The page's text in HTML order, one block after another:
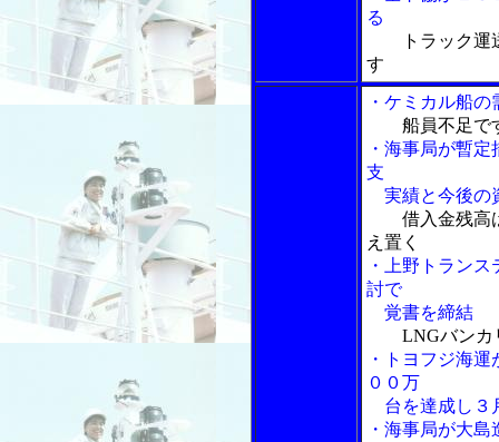
る
トラック
す
・ケミカル船
船員不足で
・海事局が暫
支
実績と今後の
借入金残高
え置く
・上野トラン
討で
覚書を締結
LNGバンカ
・トヨフジ海
００万
台を達成し３
・海事局が大